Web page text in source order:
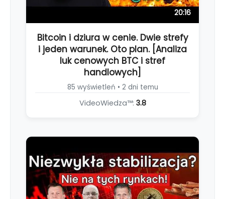
20:16
Bitcoin i dziura w cenie. Dwie strefy
i jeden warunek. Oto plan. [Analiza
luk cenowych BTC i stref
handlowych]
85 wyświetleń • 2 dni temu
VideoWiedza™: 3.8